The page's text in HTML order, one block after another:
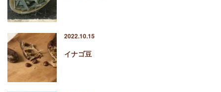
2022.10.15
イナゴ豆